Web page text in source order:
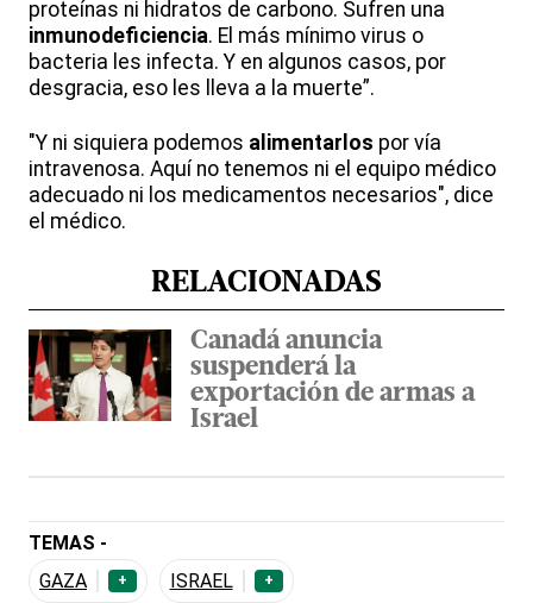
proteínas ni hidratos de carbono. Sufren una
inmunodeficiencia. El más mínimo virus o
bacteria les infecta. Y en algunos casos, por
desgracia, eso les lleva a la muerte”.
"Y ni siquiera podemos alimentarlos por vía
intravenosa. Aquí no tenemos ni el equipo médico
adecuado ni los medicamentos necesarios", dice
el médico.
RELACIONADAS
Canadá anuncia
suspenderá la
exportación de armas a
Israel
TEMAS -
GAZA
+ ISRAEL +